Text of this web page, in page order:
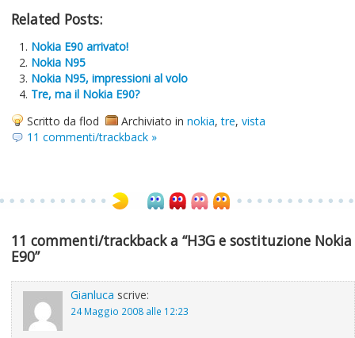
Related Posts:
Nokia E90 arrivato!
Nokia N95
Nokia N95, impressioni al volo
Tre, ma il Nokia E90?
Scritto da flod
Archiviato in nokia,tre, vista
11 commenti/trackback »
11 commenti/trackback a “H3G e sostituzione Nokia
E90”
Gianluca scrive:
24 Maggio 2008 alle 12:23